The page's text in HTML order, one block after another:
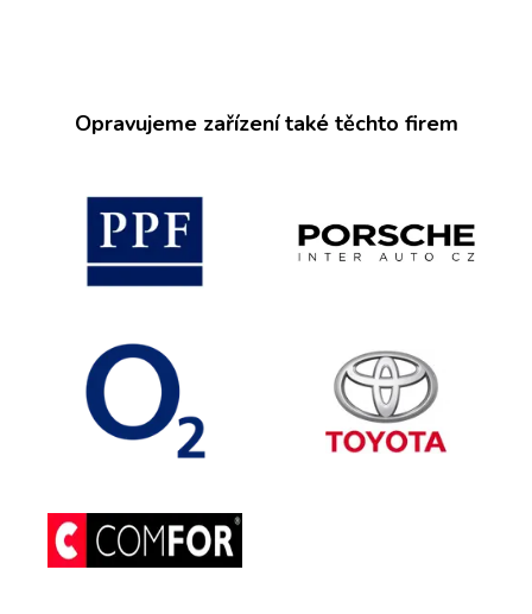
Opravujeme zařízení také těchto firem